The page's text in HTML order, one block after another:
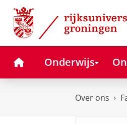
Skip
Content
Skip
Navigation
HomeOnderwijs
Over ons